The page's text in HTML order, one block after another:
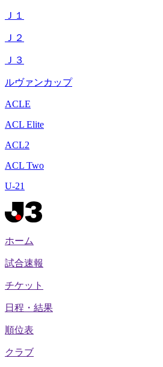
Ｊ１
Ｊ２
Ｊ３
ルヴァンカップ
ACLE
ACL Elite
ACL2
ACL Two
U-21
ホーム
試合速報
チケット
日程・結果
順位表
クラブ